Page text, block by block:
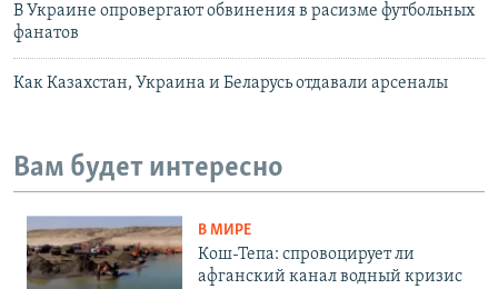
В Украине опровергают обвинения в расизме футбольных
фанатов
Как Казахстан, Украина и Беларусь отдавали арсеналы
Вам будет интересно
В МИРЕ
Кош-Тепа: спровоцирует ли
афганский канал водный кризис